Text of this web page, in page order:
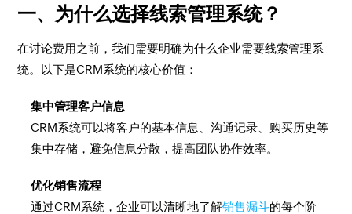
一、为什么选择线索管理系统？
在讨论费用之前，我们需要明确为什么企业需要线索管理系
统。以下是CRM系统的核心价值：
集中管理客户信息
CRM系统可以将客户的基本信息、沟通记录、购买历史等
集中存储，避免信息分散，提高团队协作效率。
优化销售流程
通过CRM系统，企业可以清晰地了解销售漏斗的每个阶